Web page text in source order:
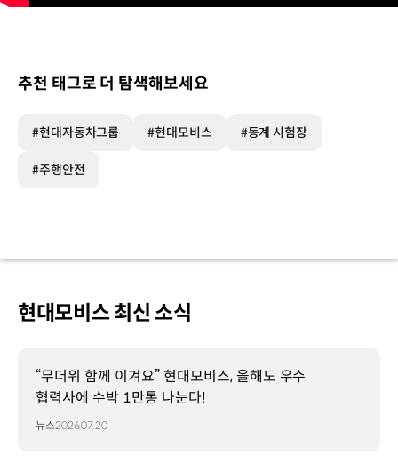
추천 태그로 더 탐색해보세요
#현대자동차그룹 #현대모비스 #동계 시험장
#주행안전
현대모비스 최신 소식
“무더위 함께 이겨요” 현대모비스, 올해도 우수
협력사에 수박 1만통 나눈다!
뉴스2026.07.20